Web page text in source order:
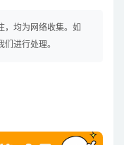
均为网络收集。如
进行处理。